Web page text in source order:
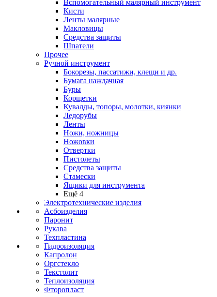
Вспомогательный малярный инструмент
Кисти
Ленты малярные
Макловицы
Средства защиты
Шпатели
Прочее
Ручной инструмент
Бокорезы, пассатижи, клещи и др.
Бумага наждачная
Буры
Корщетки
Кувалды, топоры, молотки, киянки
Ледорубы
Ленты
Ножи, ножницы
Ножовки
Отвертки
Пистолеты
Средства защиты
Стамески
Ящики для инструмента
Ещё 4
Электротехнические изделия
Асбоизделия
Паронит
Рукава
Техпластина
Гидроизоляция
Капролон
Оргстекло
Текстолит
Теплоизоляция
Фторопласт